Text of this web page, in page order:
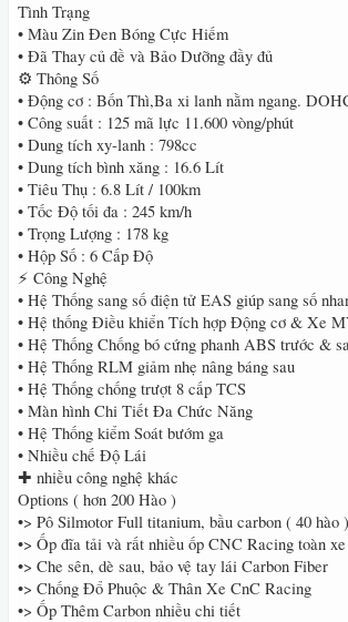
Tình Trạng
• Màu Zin Đen Bóng Cực Hiếm
• Đã Thay củ đề và Bảo Dưỡng đầy đủ
⚙️ Thông Số
• Động cơ : Bốn Thì,Ba xi lanh nằm ngang.
• Công suất : 125 mã lực 11.600 vòng/phút
• Dung tích xy-lanh : 798cc
• Dung tích bình xăng : 16.6 Lít
• Tiêu Thụ : 6.8 Lít / 100km
• Tốc Độ tối đa : 245 km/h
• Trọng Lượng : 178 kg
• Hộp Số : 6 Cấp Độ
⚡ Công Nghệ
• Hệ Thống sang số điện tử EAS giúp sang số
• Hệ thống Điều khiển Tích hợp Động cơ & Xe
• Hệ Thống Chống bó cứng phanh ABS trước &
• Hệ Thống RLM giảm nhẹ nâng báng sau
• Hệ Thống chống trượt 8 cấp TCS
• Màn hình Chi Tiết Đa Chức Năng
• Hệ Thống kiểm Soát bướm ga
• Nhiều chế Độ Lái
✚ nhiều công nghệ khác
Options ( hơn 200 Hào )
•> Pô Silmotor Full titanium, bầu carbon ( 40 hào )
•> Ốp đĩa tải và rất nhiều ốp CNC Racing toàn xe
•> Che sên, dè sau, bảo vệ tay lái Carbon Fiber
•> Chống Đổ Phuộc & Thân Xe CnC Racing
•> Ốp Thêm Carbon nhiều chi tiết